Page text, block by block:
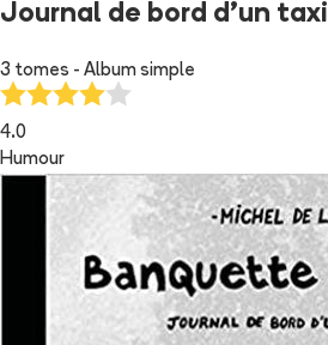
Journal de bord d'un
3 tomes - Album simple
4.0
Humour